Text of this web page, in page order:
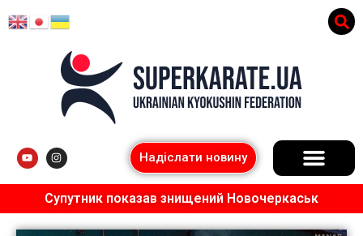
Надіслати новину
Супутник показав знищений Новочеркаськ